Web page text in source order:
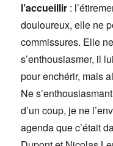
l’accueillir :
douloureux, elle ne
commissures. Elle
s’enthousiasmer, il
pour enchérir, mais
Ne
d’un coup, je ne
agenda que c’était